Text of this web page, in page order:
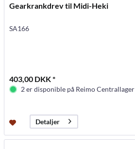
Gearkrankdrev til Midi-Heki
SA166
403,00 DKK *
2 er disponible på Reimo Centrallager
Detaljer